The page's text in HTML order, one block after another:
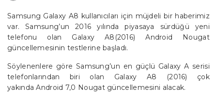
Samsung Galaxy A8 kullanıcıları için müjdeli bir haberimiz
var. Samsung’un 2016 yılında piyasaya sürdüğü yeni
telefonu olan Galaxy A8(2016) Android Nougat
güncellemesinin testlerine başladı.
Söylenenlere göre Samsung’un en güçlü Galaxy A serisi
telefonlarından biri olan Galaxy A8 (2016) çok
yakında Android 7,0 Nougat güncellemesini alacak.